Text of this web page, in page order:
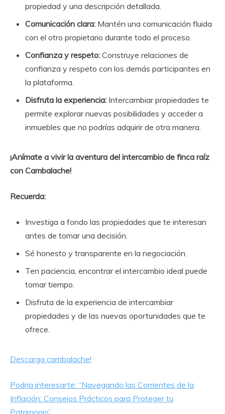
propiedad y una descripción detallada.
Comunicación clara: Mantén una comunicación fluida
con el otro propietario durante todo el proceso.
Confianza y respeto: Construye relaciones de
confianza y respeto con los demás participantes en
la plataforma.
Disfruta la experiencia: Intercambiar propiedades te
permite explorar nuevas posibilidades y acceder a
inmuebles que no podrías adquirir de otra manera.
¡Anímate a vivir la aventura del intercambio de finca raíz
con Cambalache!
Recuerda:
Investiga a fondo las propiedades que te interesan
antes de tomar una decisión.
Sé honesto y transparente en la negociación.
Ten paciencia, encontrar el intercambio ideal puede
tomar tiempo.
Disfruta de la experiencia de intercambiar
propiedades y de las nuevas oportunidades que te
ofrece.
Descarga cambalache!
Podria interesarte: “Navegando las Corrientes de la
Inflación: Consejos Prácticos para Proteger tu
Patrimonio”